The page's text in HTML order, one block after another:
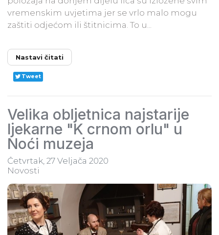
vremenskim uvjetima jer se vrlo malo mogu
zaštiti odjećom ili štitnicima. To u...
Nastavi čitati
Tweet
Velika obljetnica najstarije
ljekarne "K crnom orlu" u
Noći muzeja
Četvrtak, 27 Veljača 2020
Novosti